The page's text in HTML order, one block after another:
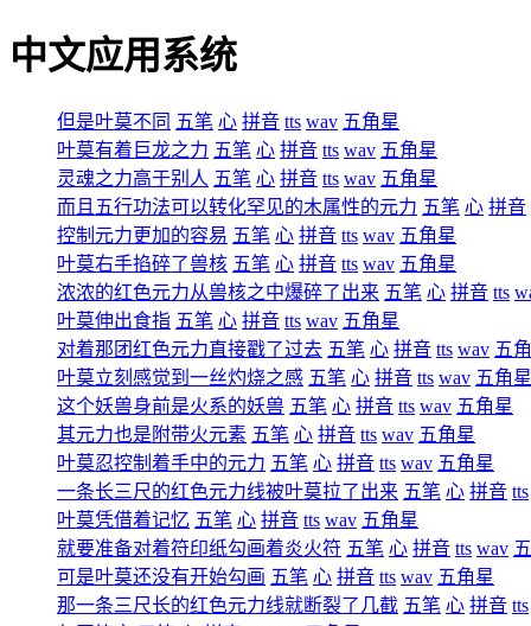
中文应用系统
但是叶莫不同 五笔 心 拼音 tts wav 五角星
叶莫有着巨龙之力 五笔 心 拼音 tts wav 五角星
灵魂之力高于别人 五笔 心 拼音 tts wav 五角星
而且五行功法可以转化罕见的木属性的元力 五笔 心 拼音
控制元力更加的容易 五笔 心 拼音 tts wav 五角星
叶莫右手掐碎了兽核 五笔 心 拼音 tts wav 五角星
浓浓的红色元力从兽核之中爆碎了出来 五笔 心 拼音 tts
叶莫伸出食指 五笔 心 拼音 tts wav 五角星
对着那团红色元力直接戳了过去 五笔 心 拼音 tts wav 五
叶莫立刻感觉到一丝灼烧之感 五笔 心 拼音 tts wav 五角星
这个妖兽身前是火系的妖兽 五笔 心 拼音 tts wav 五角星
其元力也是附带火元素 五笔 心 拼音 tts wav 五角星
叶莫忍控制着手中的元力 五笔 心 拼音 tts wav 五角星
一条长三尺的红色元力线被叶莫拉了出来 五笔 心 拼音 tts
叶莫凭借着记忆 五笔 心 拼音 tts wav 五角星
就要准备对着符印纸勾画着炎火符 五笔 心 拼音 tts wav
可是叶莫还没有开始勾画 五笔 心 拼音 tts wav 五角星
那一条三尺长的红色元力线就断裂了几截 五笔 心 拼音 tts